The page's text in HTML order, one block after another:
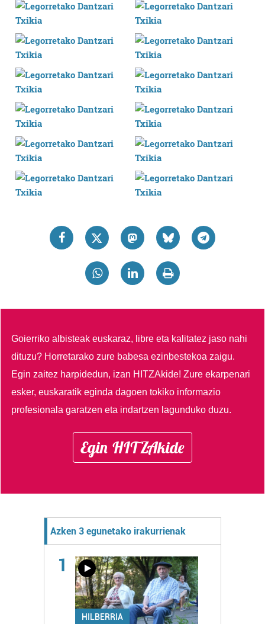
Goierriko albisteak euskaraz, libre eta kalitatez jaso nahi
dituzu? Horretarako zure babesa ezinbestekoa zaigu.
Egin zaitez harpidedun, izan HITZAkide!Zure ekarpenari
esker, euskaratik eginda dagoen tokiko informazio
profesionala garatzen eta indartzen lagunduko duzu.
Egin HITZAkide
Azken 3 egunetako irakurrienak
1
HILBERRIA